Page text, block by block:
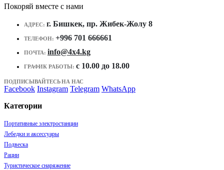
Покоряй вместе с нами
АДРЕС: г. Бишкек, пр. Жибек-Жолу 8
ТЕЛЕФОН: +996 701 666661
ПОЧТА: info@4x4.kg
ГРАФИК РАБОТЫ: c 10.00 до 18.00
ПОДПИСЫВАЙТЕСЬ НА НАС
Facebook Instagram Telegram WhatsApp
Категории
Портативные электростанции
Лебедки и аксессуары
Подвеска
Рации
Туристическое снаряжение